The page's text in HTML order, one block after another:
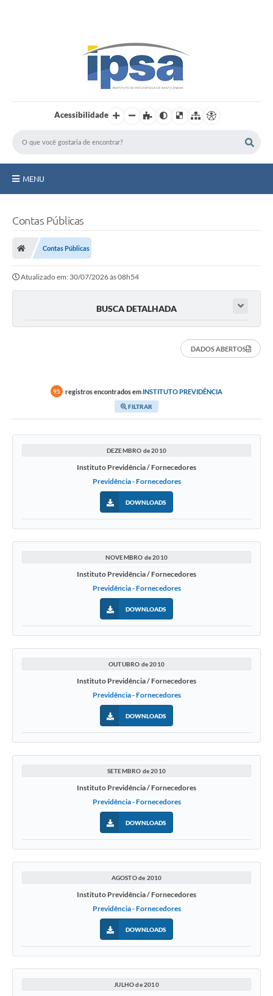
Acessibilidade
MENU
Benefícios
Notícias
Contas Públicas
Contas Públicas
Atualizado em: 30/07/2026 às 08h54
BUSCA DETALHADA
DADOS ABERTOS
95 registros encontrados em INSTITUTO PREVIDÊNCIA
FILTRAR
DEZEMBRO de 2010
Instituto Previdência / Fornecedores
Previdência - Fornecedores
DOWNLOADS
NOVEMBRO de 2010
Instituto Previdência / Fornecedores
Previdência - Fornecedores
DOWNLOADS
OUTUBRO de 2010
Instituto Previdência / Fornecedores
Previdência - Fornecedores
DOWNLOADS
SETEMBRO de 2010
Instituto Previdência / Fornecedores
Previdência - Fornecedores
DOWNLOADS
AGOSTO de 2010
Instituto Previdência / Fornecedores
Previdência - Fornecedores
DOWNLOADS
JULHO de 2010